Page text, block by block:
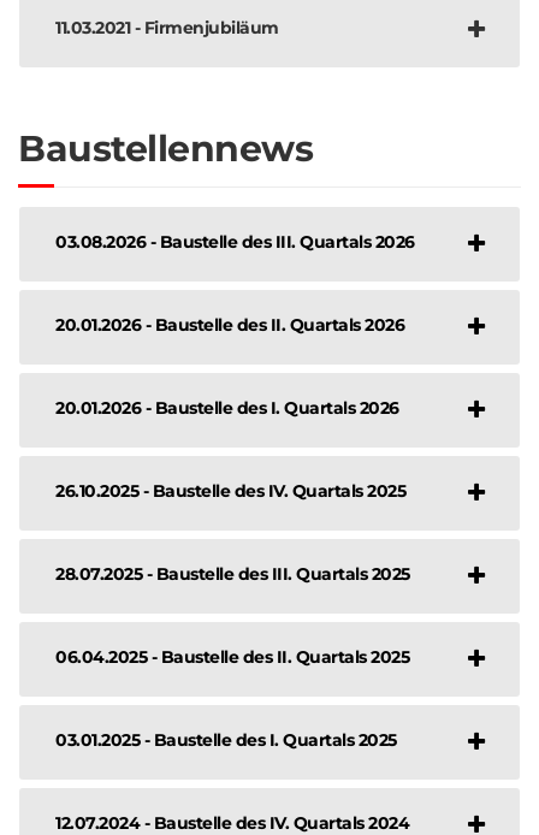
11.03.2021 - Firmenjubiläum
Baustellennews
03.08.2026 - Baustelle des III. Quartals 2026
20.01.2026 - Baustelle des II. Quartals 2026
20.01.2026 - Baustelle des I. Quartals 2026
26.10.2025 - Baustelle des IV. Quartals 2025
28.07.2025 - Baustelle des III. Quartals 2025
06.04.2025 - Baustelle des II. Quartals 2025
03.01.2025 - Baustelle des I. Quartals 2025
12.07.2024 - Baustelle des IV. Quartals 2024